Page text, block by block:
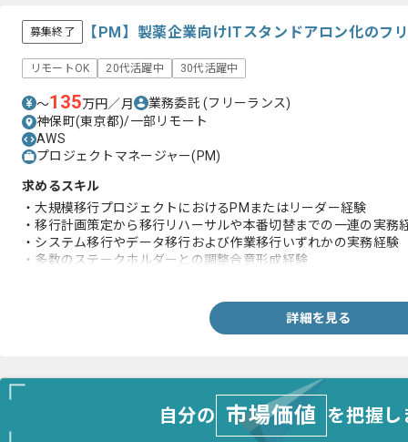
募集終了 【PM】製薬企業向けITスタンドアロン化のフ
リモートOK 20代活躍中 30代活躍中
〜135万円／月 業務委託(フリーランス)
神保町(東京都)/一部リモート
AWS
プロジェクトマネージャー(PM)
求めるスキル
・大規模移行プロジェクトにおけるPMまたはリーダー経験
・移行計画策定から移行リハーサルや本番切替までの一連の実務
・システム移行やデータ移行および作業移行いずれかの実務経験
・多数のステークホルダーとの調整合意形成経験
詳細を見る
自分の 市場価値 を把握